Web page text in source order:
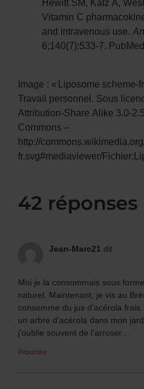
Vitamin C
and intravenous use.
6;140(7):533-7.
Image : « Liposome
Travail personnel. Sous
Attribution-Share Alike 3.0-
Commons –
http://
fr.svg#mediaviewer/
42 réponses
Jean-Marc21 dit :
Moi je la consommais sous
naturel. Maintenant, je vis au
consomme du jus d’acérola
un arbre d’acérola dans mon
j’oublie souvent de l’arroser…
Répondre